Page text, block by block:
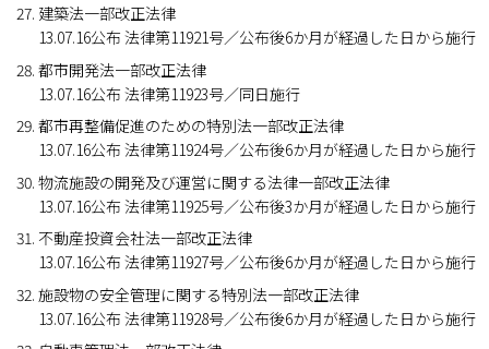
建築法一部改正法律
13.07.16公布 法律第11921号／公布後6か月が経過した日から施行
都市開発法一部改正法律
13.07.16公布 法律第11923号／同日施行
都市再整備促進のための特別法一部改正法律
13.07.16公布 法律第11924号／公布後6か月が経過した日から施行
物流施設の開発及び運営に関する法律一部改正法律
13.07.16公布 法律第11925号／公布後3か月が経過した日から施行
不動産投資会社法一部改正法律
13.07.16公布 法律第11927号／公布後6か月が経過した日から施行
施設物の安全管理に関する特別法一部改正法律
13.07.16公布 法律第11928号／公布後6か月が経過した日から施行